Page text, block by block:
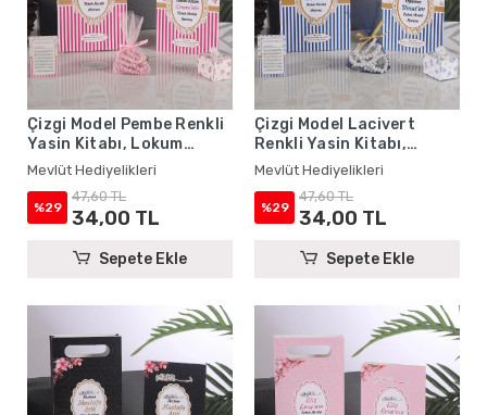
Çizgi Model Pembe Renkli
Yasin Kitabı, Lokum
Kutusu, Magnet, Karton
Çanta ve Tesbih - Mevlüt
Hediyelikleri
Mevlüt Hediyelikleri
%29
47,60 TL
34,00 TL
Sepete Ekle
Çizgi Model Lacivert
Renkli Yasin Kitabı,
Lokum Kutusu, Magnet,
Karton Çanta ve Tesbih -
Mevlüt Hediyelikleri
Mevlüt Hediyelikleri
%29
47,60 TL
34,00 TL
Sepete Ekle